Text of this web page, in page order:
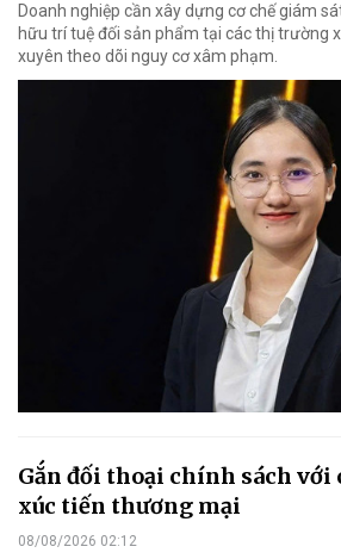
Doanh nghiệp cần xây dựng cơ chế giám
hữu trí tuệ đối sản phẩm tại các thị trường
xuyên theo dõi nguy cơ xâm phạm.
Gắn đối thoại chính sách với
xúc tiến thương mại
08/08/2026 02:12